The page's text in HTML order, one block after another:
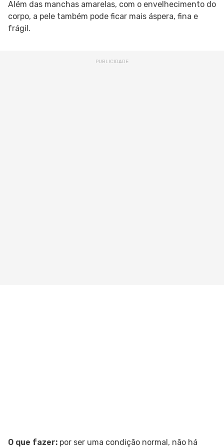
Além das manchas amarelas, com o envelhecimento do
corpo, a pele também pode ficar mais áspera, fina e
frágil.
O que fazer: por ser uma condição normal, não há